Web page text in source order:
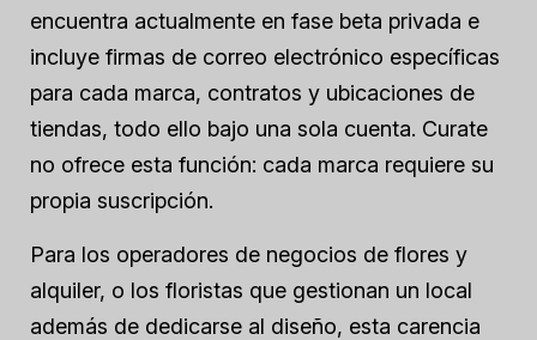
encuentra actualmente en fase beta privada e
incluye firmas de correo electrónico específicas
para cada marca, contratos y ubicaciones de
tiendas, todo ello bajo una sola cuenta. Curate
no ofrece esta función: cada marca requiere su
propia suscripción.
Para los operadores de negocios de flores y
alquiler, o los floristas que gestionan un local
además de dedicarse al diseño, esta carencia